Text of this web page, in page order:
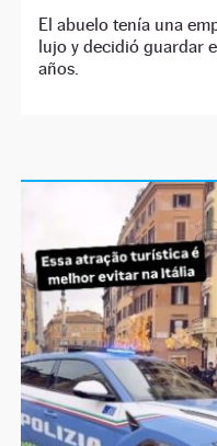
El abuelo tenía una
lujo y decidió guardar
años.